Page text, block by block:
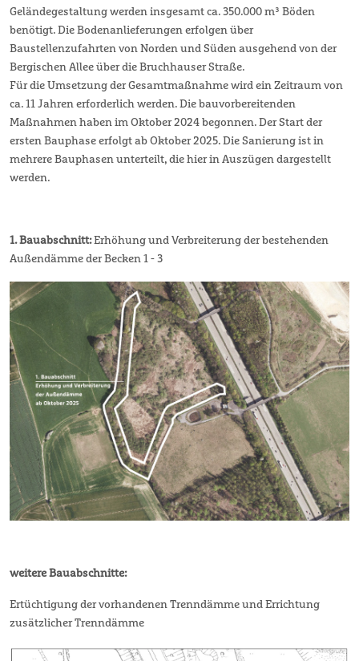
Geländegestaltung werden insgesamt ca. 350.000 m³ Böden
benötigt. Die Bodenanlieferungen erfolgen über
Baustellenzufahrten von Norden und Süden ausgehend von der
Bergischen Allee über die Bruchhauser Straße.
Für die Umsetzung der Gesamtmaßnahme wird ein Zeitraum von
ca. 11 Jahren erforderlich werden. Die bauvorbereitenden
Maßnahmen haben im Oktober 2024 begonnen. Der Start der
ersten Bauphase erfolgt ab Oktober 2025. Die Sanierung ist in
mehrere Bauphasen unterteilt, die hier in Auszügen dargestellt
werden.
1. Bauabschnitt:Erhöhung und Verbreiterung der bestehenden
Außendämme der Becken 1 - 3
weitere Bauabschnitte:
Ertüchtigung der vorhandenen Trenndämme und Errichtung
zusätzlicher Trenndämme